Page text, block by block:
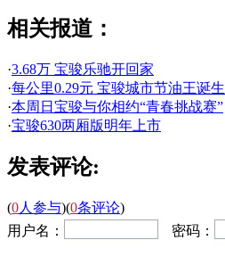
相关报道：
·3.68万 宝骏乐驰开回家
·每公里0.29元 宝骏城市节油王诞生
·本周日宝骏与你相约“青春挑战赛”
·宝骏630两厢版明年上市
发表评论:
(0人参与)(0条评论)
用户名：
密码：